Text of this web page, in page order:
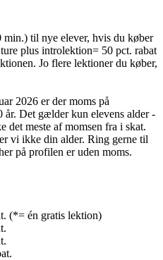
til nye elever, hvis du køber
plus introlektion= 50 pct. rabat
Jo flere lektioner du køber,
2026 er der moms på
år. Det gælder kun elevens alder -
meste af momsen fra i skat.
vi ikke din alder. Ring gerne til
på profilen er uden moms.
(*= én gratis lektion)